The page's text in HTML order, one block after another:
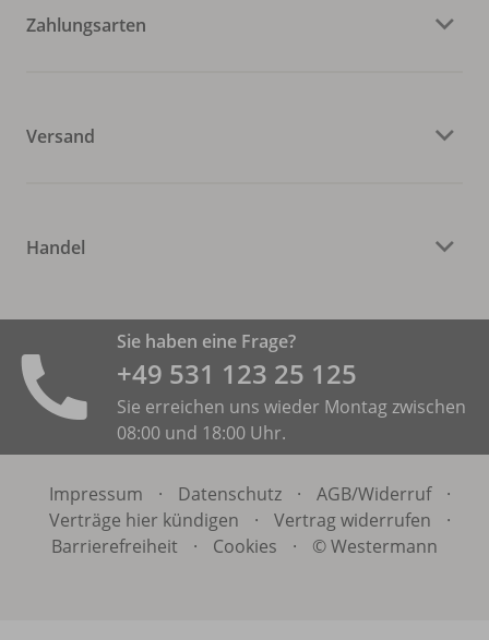
Zahlungsarten
Versand
Handel
Sie haben eine Frage?
+49 531 ­123 25 125
Sie erreichen uns wieder Montag zwischen
08:00 und 18:00 Uhr.
Impressum · Datenschutz · AGB/Widerruf
·
Verträge hier kündigen
· Vertrag widerrufen
·
Barrierefreiheit
· Cookies · © Westermann